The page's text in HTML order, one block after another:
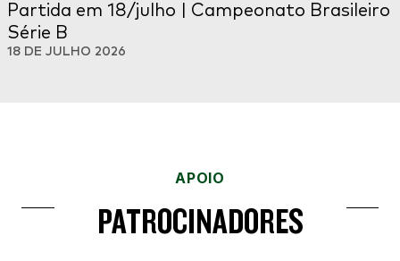
Partida em 18/julho | Campeonato Brasileiro
Série B
18 DE JULHO 2026
APOIO
PATROCINADORES